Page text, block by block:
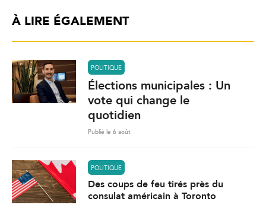
À LIRE ÉGALEMENT
POLITIQUE
Élections municipales : Un
vote qui change le
quotidien
Publié le 6 août
POLITIQUE
Des coups de feu tirés près du
consulat américain à Toronto